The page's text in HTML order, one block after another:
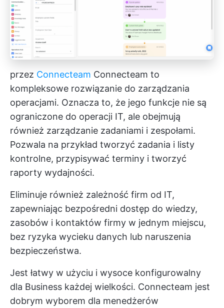
przez Connecteam Connecteam to
kompleksowe rozwiązanie do zarządzania
operacjami. Oznacza to, że jego funkcje nie są
ograniczone do operacji IT, ale obejmują
również zarządzanie zadaniami i zespołami.
Pozwala na przykład tworzyć zadania i listy
kontrolne, przypisywać terminy i tworzyć
raporty wydajności.
Eliminuje również zależność firm od IT,
zapewniając bezpośredni dostęp do wiedzy,
zasobów i kontaktów firmy w jednym miejscu,
bez ryzyka wycieku danych lub naruszenia
bezpieczeństwa.
Jest łatwy w użyciu i wysoce konfigurowalny
dla Business każdej wielkości. Connecteam jest
dobrym wyborem dla menedżerów